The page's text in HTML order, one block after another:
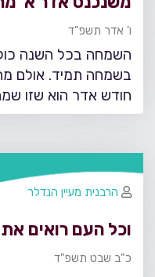
ו' אדר תשפ"ד
השמחה בכל השנה
בשמחה תמיד. אולם
חודש אדר הוא שזו
וכל העם רואים
כ"ב שבט תשפ"ד
הרבנית מעיין הנדלר